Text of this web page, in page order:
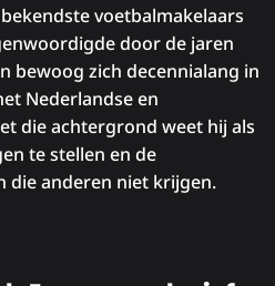
voetbalmakelaars
door de jaren
bewoog zich decennialang in
Nederlandse en
die achtergrond weet hij als
te stellen en de
die anderen niet krijgen.